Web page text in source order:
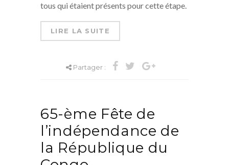
tous qui étaient présents pour cette étape.
LIRE LA SUITE
Partager :
65-ème Fête de
l’indépendance de
la République du